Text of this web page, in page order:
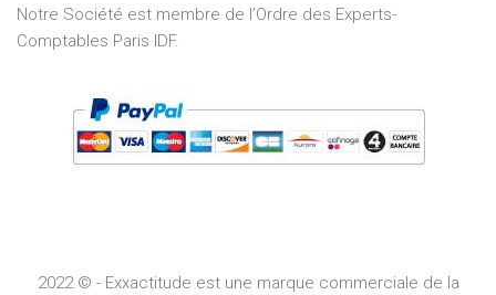
Notre Société est membre de l’Ordre des Experts-
Comptables Paris IDF.
2022 © - Exxactitude est une marque commerciale de la